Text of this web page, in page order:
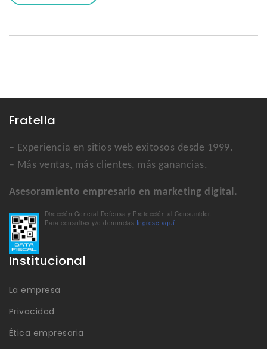
Fratella
– Experiencia en sitios web exitosos desde 1999.
– Más ventas, más clientes, más ganancias.
Asesoramiento empresario en marketing digital.
Dirección General Defensa y Protección al Consumidor.
Para consultas y/o denuncias Ingrese aquí
Institucional
La empresa
Privacidad
Ética empresaria